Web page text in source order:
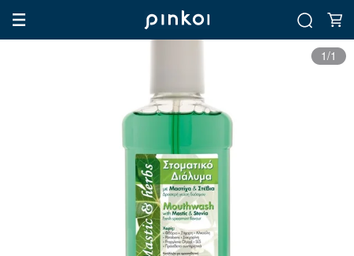
1/1